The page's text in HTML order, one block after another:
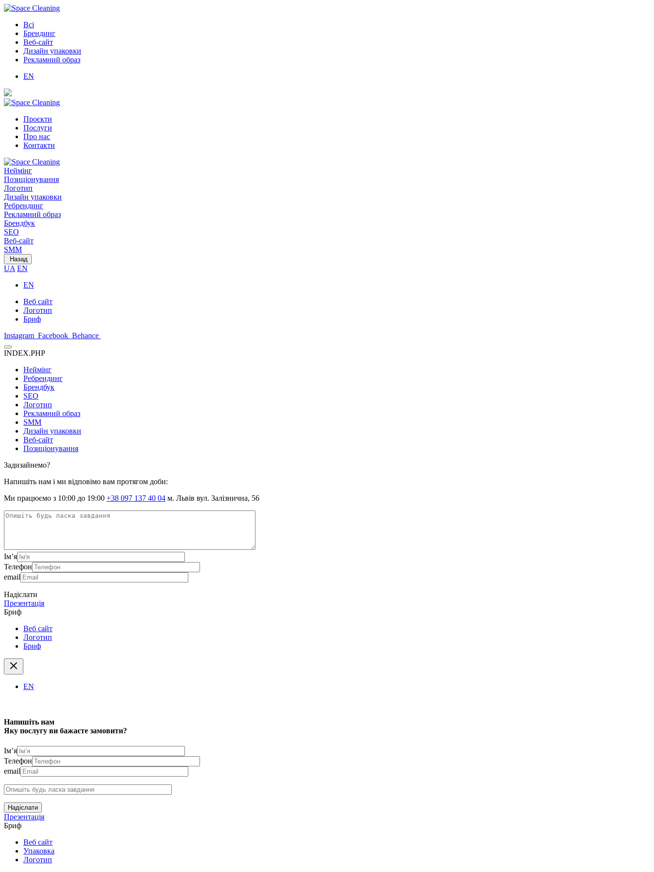
Всі
Брендинг
Веб-сайт
Дизайн упаковки
Рекламний образ
EN
Проєкти
Послуги
Про нас
Контакти
Неймінг
Позиціонування
Логотип
Дизайн упаковки
Ребрендинг
Рекламний образ
Брендбук
SEO
Веб-сайт
SMM
Назад
UA EN
EN
Веб сайт
Логотип
Бриф
Instagram Facebook Behance
INDEX.PHP
Неймінг
Ребрендинг
Брендбук
SEO
Логотип
Рекламний образ
SMM
Дизайн упаковки
Веб-сайт
Позиціонування
Задизайнемо?
Напишіть нам і ми відповімо вам протягом доби:
Ми працюємо з 10:00 до 19:00 +38 097 137 40 04 м. Львів вул. Залізнична, 56
Ім’я
Телефон
email
Надіслати
Презентація
Бриф
Веб сайт
Логотип
Бриф
EN
Напишіть нам
Яку послугу ви бажаєте замовити?
Ім’я
Телефон
email
Надіслати
Презентація
Бриф
Веб сайт
Упаковка
Логотип